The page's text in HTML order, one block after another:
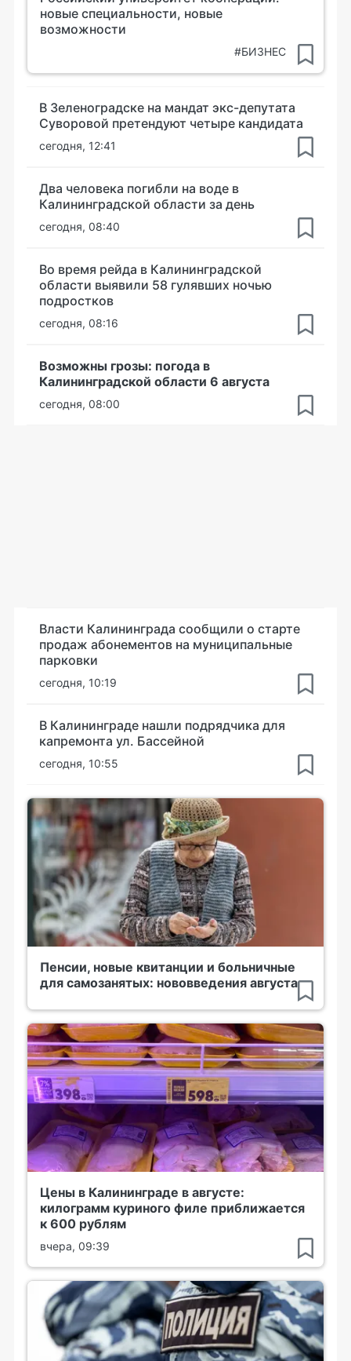
новые специальности, новые
возможности
#БИЗНЕС
В Зеленоградске на мандат экс-депутата
Суворовой претендуют четыре кандидата
сегодня, 12:41
Два человека погибли на воде в
Калининградской области за день
сегодня, 08:40
Во время рейда в Калининградской
области выявили 58 гулявших ночью
подростков
сегодня, 08:16
Возможны грозы: погода в
Калининградской области 6 августа
сегодня, 08:00
Власти Калининграда сообщили о старте
продаж абонементов на муниципальные
парковки
сегодня, 10:19
В Калининграде нашли подрядчика для
капремонта ул. Бассейной
сегодня, 10:55
Пенсии, новые квитанции и больничные
для самозанятых: нововведения августа
Цены в Калининграде в августе:
килограмм куриного филе приближается
к 600 рублям
вчера, 09:39